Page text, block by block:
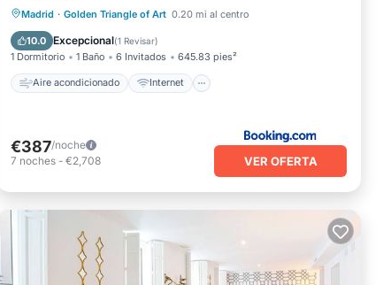
Madrid · Golden Triangle of Art 0.20 mi al centro
10.0 Excepcional(1 Revisar)
1 Dormitorio 1 Baño 6 Invitados 645.83 pies²
Aire acondicionado Internet
Aire acondicionado
Internet
Apto para niños
€387/noche
7 noches - €2,708 VER OFERTA